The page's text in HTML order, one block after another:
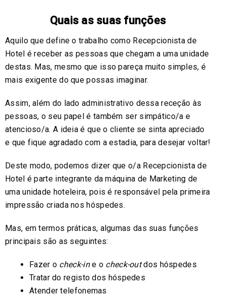
Quais as suas funções
Aquilo que define o trabalho como Recepcionista de
Hotel é receber as pessoas que chegam a uma unidade
destas. Mas, mesmo que isso pareça muito simples, é
mais exigente do que possas imaginar.
Assim, além do lado administrativo dessa receção às
pessoas, o seu papel é também ser simpático/a e
atencioso/a. A ideia é que o cliente se sinta apreciado
e que fique agradado com a estadia, para desejar voltar!
Deste modo, podemos dizer que o/a Recepcionista de
Hotel é parte integrante da máquina de Marketing de
uma unidade hoteleira, pois é responsável pela primeira
impressão criada nos hóspedes.
Mas, em termos práticas, algumas das suas funções
principais são as seguintes:
Fazer o check-ine o check-outdos hóspedes
Tratar do registo dos hóspedes
Atender telefonemas